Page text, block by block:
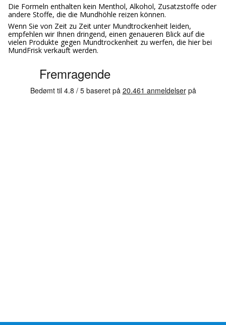
Die Formeln enthalten kein Menthol, Alkohol, Zusatzstoffe oder
andere Stoffe, die die Mundhöhle reizen können.
Wenn Sie von Zeit zu Zeit unter Mundtrockenheit leiden,
empfehlen wir Ihnen dringend, einen genaueren Blick auf die
vielen Produkte gegen Mundtrockenheit zu werfen, die hier bei
MundFrisk verkauft werden.